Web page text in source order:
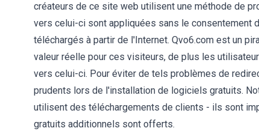
créateurs de ce site web utilisent une méthode de
vers celui-ci sont appliquées sans le
téléchargés à partir de l'Internet. Qvo6.com est un
valeur réelle pour ces visiteurs, de plus les
vers celui-ci. Pour éviter de tels problèmes de
prudents lors de l'installation de logiciels gratuits.
utilisent des téléchargements de clients - ils sont
gratuits additionnels sont offerts.